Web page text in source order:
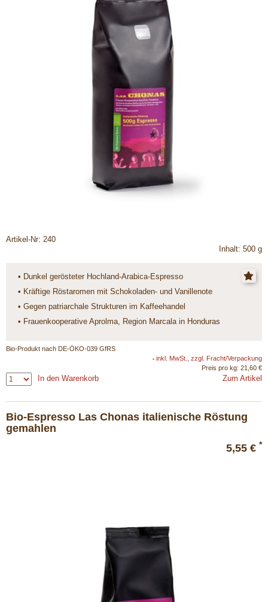
Artikel-Nr: 240
Inhalt: 500 g
• Dunkel gerösteter Hochland-Arabica-Espresso
• Kräftige Röstaromen mit Schokoladen- und Vanillenote
• Gegen patriarchale Strukturen im Kaffeehandel
• Frauenkooperative Aprolma, Region Marcala in Honduras
Bio-Produkt nach DE-ÖKO-039 GfRS
* inkl. MwSt., zzgl. Fracht/Verpackung
Preis pro kg: 21,60 €
In den Warenkorb Zum Artikel
Bio-Espresso Las Chonas italienische Röstung
gemahlen
5,55 € *